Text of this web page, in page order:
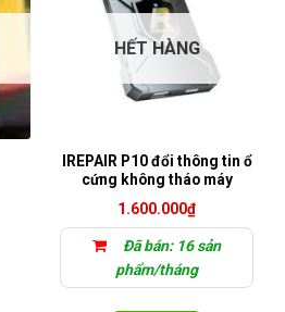
HẾT HÀNG
IREPAIR P10 đổi thông tin ổ
cứng không tháo máy
1.600.000₫
Đã bán: 16 sản
phẩm/tháng